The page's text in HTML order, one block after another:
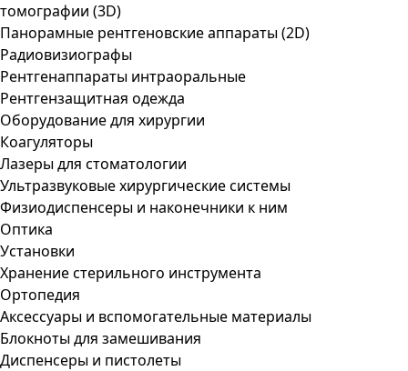
томографии (3D)
Панорамные рентгеновские аппараты (2D)
Радиовизиографы
Рентгенаппараты интраоральные
Рентгензащитная одежда
Оборудование для хирургии
Коагуляторы
Лазеры для стоматологии
Ультразвуковые хирургические системы
Физиодиспенсеры и наконечники к ним
Оптика
Установки
Хранение стерильного инструмента
Ортопедия
Аксессуары и вспомогательные материалы
Блокноты для замешивания
Диспенсеры и пистолеты